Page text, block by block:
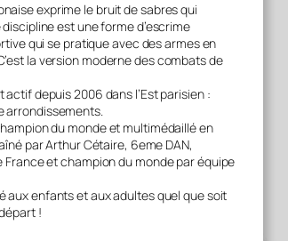
exprime le bruit de sabres qui
est une forme d’escrime
qui se pratique avec des armes en
la version moderne des combats de
depuis 2006 dans l’Est parisien :
arrondissements.
du monde et multimédaillé en
par Arthur Cétaire, 6eme DAN,
France et champion du monde par équipe
aux enfants et aux adultes quel que soit
!